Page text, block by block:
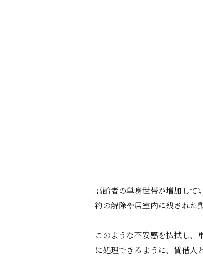
高齢者の単身世帯が増加して
約の解除や居室内に残された
このような不安感を払拭し
に処理できるように、賃借人